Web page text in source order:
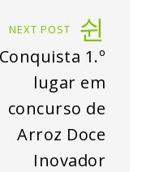
NEXT POST
Conquista 1.º
lugar em
concurso de
Arroz Doce
Inovador